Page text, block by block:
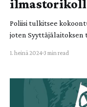
Poliisi tulkitsee
joten Syyttäjälaitoksen
Elokapinan kahteen
mielenosoitukseen.
1. heinä 2024 3 min read